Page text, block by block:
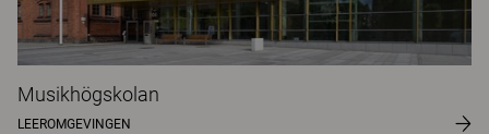
Musikhögskolan
LEEROMGEVINGEN